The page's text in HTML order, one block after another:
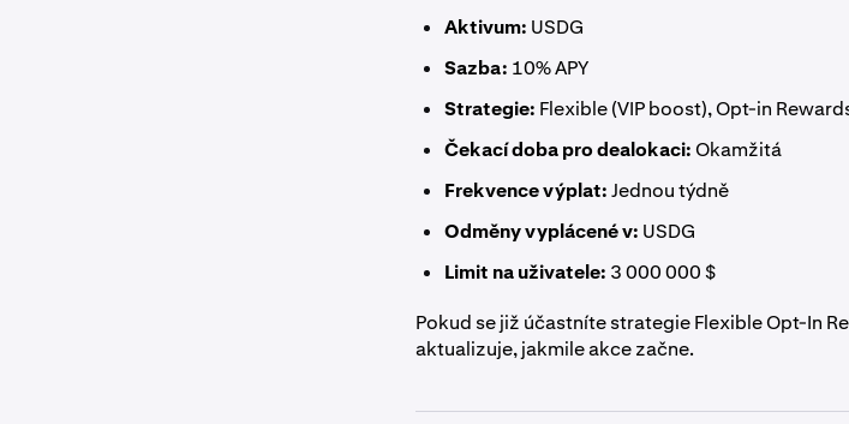
Aktivum: USDG
Sazba: 10% APY
Strategie: Flexible (VIP boost), Opt-in
Čekací doba pro dealokaci:Okamžitá
Frekvence výplat:Jednou týdně
Odměny vyplácené v: USDG
Limit na uživatele: 3 000 000 $
Pokud se již účastníte strategie Flexible Opt-In
aktualizuje, jakmile akce začne.